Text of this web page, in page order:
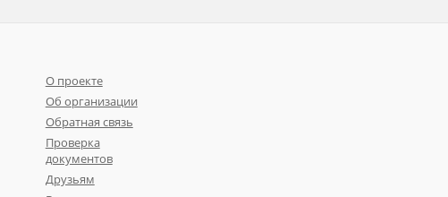
О проекте
Об организации
Обратная связь
Проверка
документов
Друзьям